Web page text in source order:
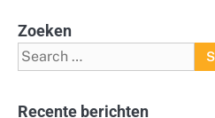
Zoeken
Search
for:
Recente berichten